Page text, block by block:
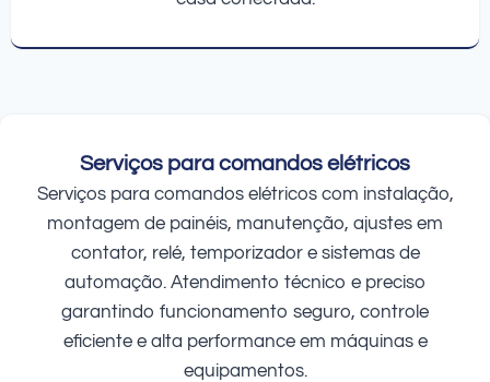
Serviços para comandos elétricos
Serviços para comandos elétricos com instalação,
montagem de painéis, manutenção, ajustes em
contator, relé, temporizador e sistemas de
automação. Atendimento técnico e preciso
garantindo funcionamento seguro, controle
eficiente e alta performance em máquinas e
equipamentos.